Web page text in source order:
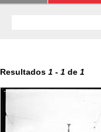
Resultados 1 - 1 de 1